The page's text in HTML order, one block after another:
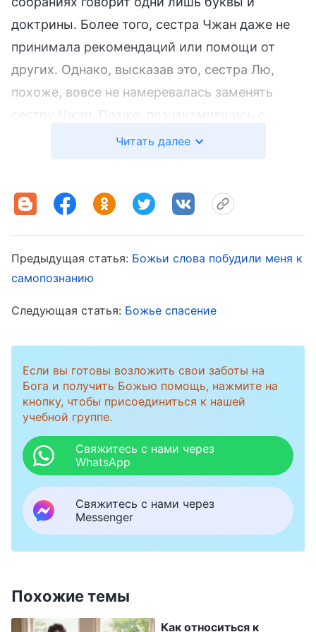
доктрины. Более того, сестра Чжан даже не
принимала рекомендаций или помощи от
других. Однако, высказав это, сестра Лю,
похоже, вовсе не намеревалась заменять
сестру Чжан. Позже, познакомившись с
сестрой Чжан, я обнаружила, что она
сестре Лю: «Если принципиально оценивать
истине, не совершает реальной работы и не
сменить». Однако сестра Лю беззаботно
недостает способностей, но тем не менее в
данный момент она все еще может выполнять
некоторую работу. Давайте попробуем
рабочих распоряжениях сказано, что как
только в церкви обнаруживаются
лжеруководители, их необходимо
своевременно заменить. Уже выявилось, что
открыть рот, чтобы сказать это, но тут же про
Читать далее
Предыдущая статья: Божьи слова побудили меня к
самопознанию
Следующая статья: Божье спасение
Если вы готовы возложить свои заботы на
Бога и получить Божью помощь, нажмите на
кнопку, чтобы присоединиться к нашей
учебной группе.
Свяжитесь с нами через
WhatsApp
Свяжитесь с нами через
Messenger
Похожие темы
Как относиться к